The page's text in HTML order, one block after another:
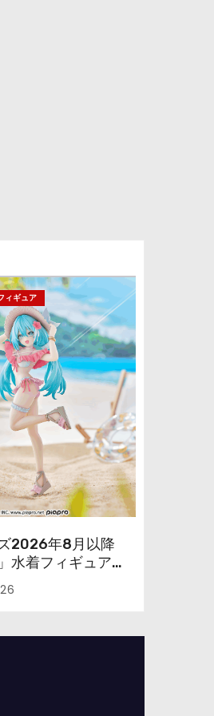
ィギュア
2026年8月以降
水着フィギュアが
再登場！